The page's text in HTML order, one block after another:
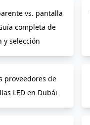
vs. pantalla
completa de
y selección
proveedores de
LED en Dubái